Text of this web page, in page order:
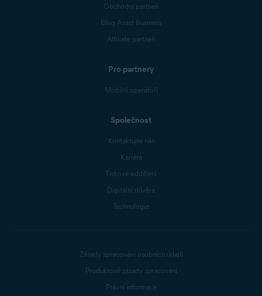
Obchodní partneři
Blog Avast Business
Affiliate partneři
Pro partnery
Mobilní operátoři
Společnost
Kontaktujte nás
Kariéra
Tiskové oddělení
Digitální důvěra
Technologie
Zásady zpracování osobních údajů
Produktové zásady zpracování
Právní informace